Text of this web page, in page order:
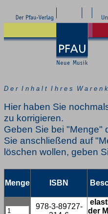
D e r I n h a l t I h r e s W a r e n
Hier haben Sie
zu korrigieren.
Geben Sie bei "Menge"
Sie anschließend auf
löschen wollen, geben
Menge ISBN
978-3-89727-
der